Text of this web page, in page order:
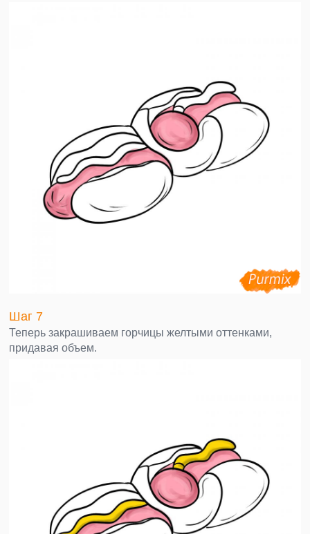
Шаг 7
Теперь закрашиваем горчицы желтыми оттенками,
придавая объем.